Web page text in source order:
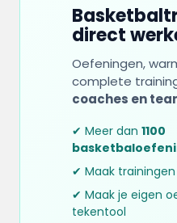
direct
Oefeningen,
complete
coaches en
✔ Meer dan 1100
✔ Maak trainingen
✔ Maak je eigen
tekentool